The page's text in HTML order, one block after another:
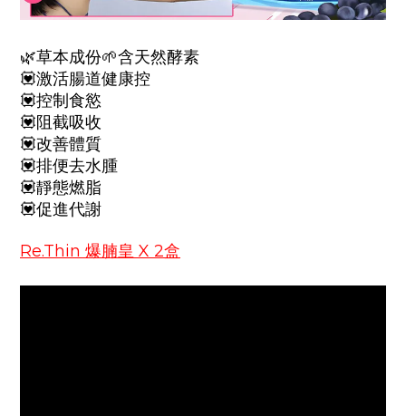
🌿草本成份🌱含天然酵素
💟激活腸道健康控
💟控制食慾
💟阻截吸收
💟改善體質
💟排便去水腫
💟靜態燃脂
💟促進代謝
Re.Thin 爆腩皇 X 2盒